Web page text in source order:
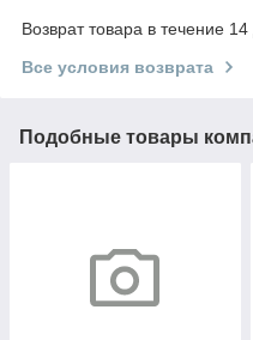
Возврат товара в течение
Все условия возврата
Подобные товары